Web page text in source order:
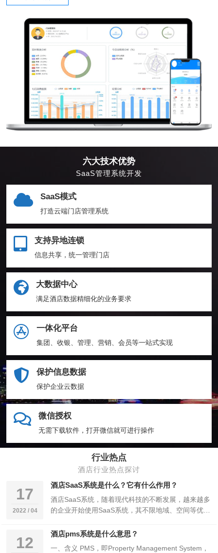
六大技术优势
SaaS管理系统开发
SaaS模式
打造云端门店管理系统
支持异地连锁
信息共享，统一管理门店
大数据中心
满足酒店数据精细化的业务要求
一体化平台
集团、收银、管理、营销、会员等一站式实现
保护信息数据
保护企业云数据
微信授权
无需下载软件，打开微信就可进行操作
行业热点
酒店行业热点探讨
17
2022 / 04
酒店SaaS系统是什么？它有什么作用？
酒店SaaS系统，随着现代科技的不断发展，越来越多
的企业开始使用SaaS系统，其不限地域、空间等优
12
酒店pms系统是什么意思？
一、含义 PMS，即Property Management System，